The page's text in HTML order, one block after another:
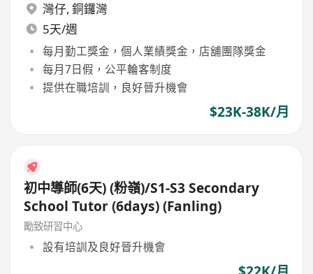
灣仔, 銅鑼灣
5天/週
每月勤工獎金，個人業績獎金，店舖團隊獎金
每月7日假，公平輪客制度
提供在職培訓，良好晉升機會
$23K-38K/月
初中導師(6天) (粉嶺)/S1-S3 Secondary
School Tutor (6days) (Fanling)
勵致研習中心
設有培訓及良好晉升機會